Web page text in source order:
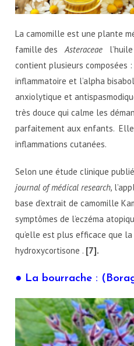
La camomille est une plante
famille des
Asteraceae
contient plusieurs
inflammatoire et l’alpha
anxiolytique et
très douce qui calme les
parfaitement aux enfants.
inflammations cutanées.
Selon une étude clinique
journal of médical research,
base d’extrait de camomille
symptômes de l’eczéma
qu’elle est plus efficace que
hydroxycortisone . [7].
● La bourrache :